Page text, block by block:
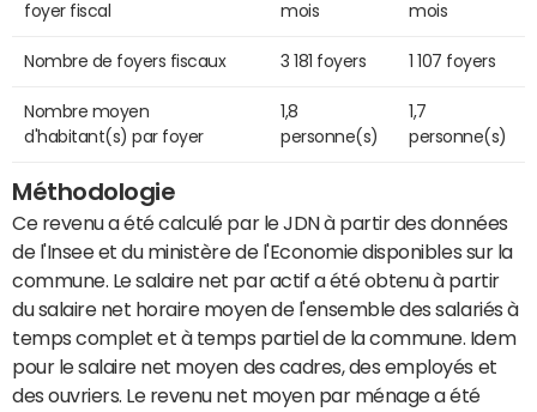
foyer fiscal
mois
mois
Nombre de foyers fiscaux 3 181 foyers 1 107 foyers
Nombre moyen
d'habitant(s) par foyer
1,8
personne(s)
1,7
personne(s)
Méthodologie
Ce revenu a été calculé par le JDN à partir des données
de l'Insee et du ministère de l'Economie disponibles sur la
commune. Le salaire net par actif a été obtenu à partir
du salaire net horaire moyen de l'ensemble des salariés à
temps complet et à temps partiel de la commune. Idem
pour le salaire net moyen des cadres, des employés et
des ouvriers. Le revenu net moyen par ménage a été